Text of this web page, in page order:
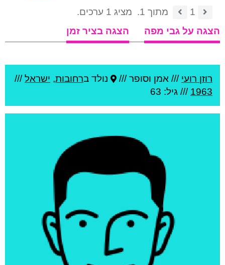
1 מתוך 1.
מציג 1 ערכים.
הצגה על גבי מפה
הצגה בציר זמן
רוזן רועי /// אמן וסופר /// נולד ברחובות, ישראל///
1963 /// גיל: 63